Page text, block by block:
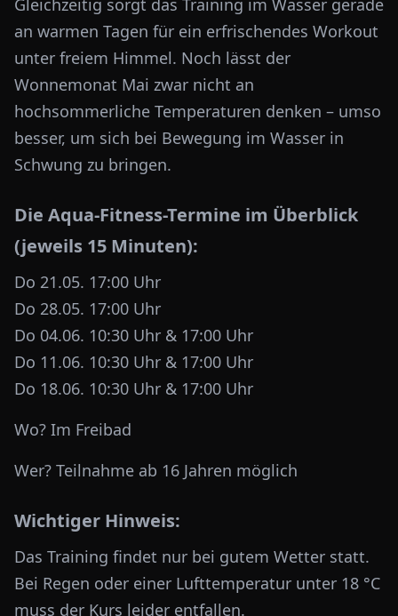
Gleichzeitig sorgt das Training im Wasser gerade
an warmen Tagen für ein erfrischendes Workout
unter freiem Himmel. Noch lässt der
Wonnemonat Mai zwar nicht an
hochsommerliche Temperaturen denken – umso
besser, um sich bei Bewegung im Wasser in
Schwung zu bringen.
Die Aqua-Fitness-Termine im Überblick
(jeweils 15 Minuten):
Do 21.05. 17:00 Uhr
Do 28.05. 17:00 Uhr
Do 04.06. 10:30 Uhr & 17:00 Uhr
Do 11.06. 10:30 Uhr & 17:00 Uhr
Do 18.06. 10:30 Uhr & 17:00 Uhr
Wo? Im Freibad
Wer? Teilnahme ab 16 Jahren möglich
Wichtiger Hinweis:
Das Training findet nur bei gutem Wetter statt.
Bei Regen oder einer Lufttemperatur unter 18 °C
muss der Kurs leider entfallen.